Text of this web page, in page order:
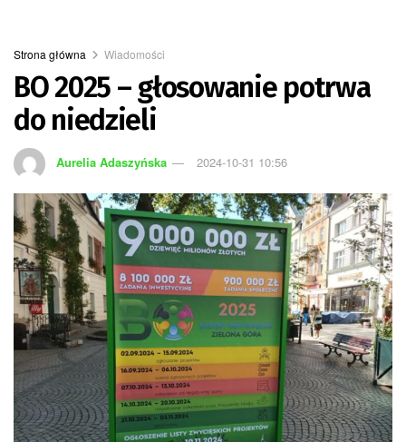
Strona główna Wiadomości
BO 2025 – głosowanie potrwa
do niedzieli
Aurelia Adaszyńska 2024-10-31 10:56